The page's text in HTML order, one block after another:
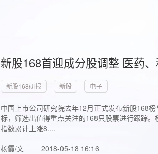
新股168首迎成分股调整 医药
新股168研报 新股 电子
中国上市公司研究院去年12月正式发布新股168
标，筛选出值得重点关注的168只股票进行跟踪
指数累计上涨8....
杨霞/文
2018-05-18 16:16